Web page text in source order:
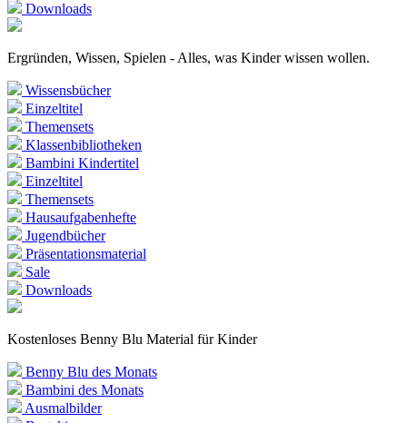
Downloads
Ergründen, Wissen, Spielen - Alles, was Kinder wissen wollen.
Wissensbücher
Einzeltitel
Themensets
Klassenbibliotheken
Bambini Kindertitel
Einzeltitel
Themensets
Hausaufgabenhefte
Jugendbücher
Präsentationsmaterial
Sale
Downloads
Kostenloses Benny Blu Material für Kinder
Benny Blu des Monats
Bambini des Monats
Ausmalbilder